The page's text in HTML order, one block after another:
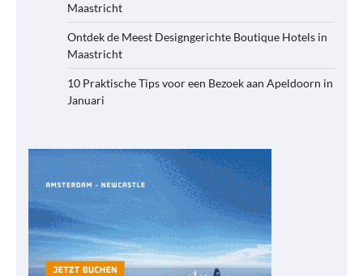
Maastricht
Ontdek de Meest Designgerichte Boutique Hotels in
Maastricht
10 Praktische Tips voor een Bezoek aan Apeldoorn in
Januari